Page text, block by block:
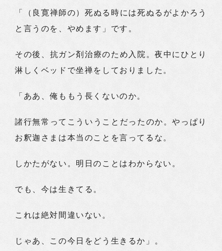
「（良寛禅師の）死ぬる時には死ぬるがよかろう
と言うのを、やめます」です。
その後、抗ガン剤治療のため入院。夜中にひとり
淋しくベッドで坐禅をしておりました。
「ああ、俺ももう長くないのか。
諸行無常ってこういうことだったのか。やっぱり
お釈迦さまは本当のことを言ってるな。
しかたがない。明日のことはわからない。
でも、今は生きてる。
これは絶対間違いない。
じゃあ、この今日をどう生きるか」。